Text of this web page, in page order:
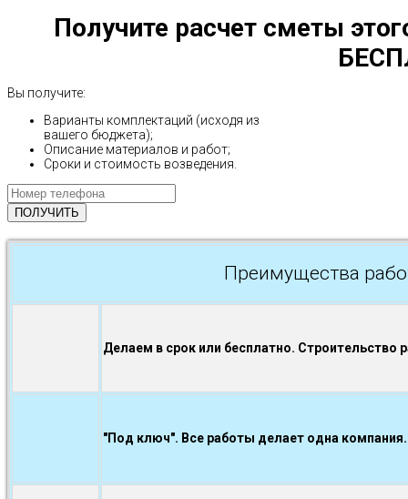
Получите расчет сметы
Вы получите:
Варианты комплектаций (исходя из
вашего бюджета);
Описание материалов и работ;
Сроки и стоимость возведения.
Преимущества
Делаем в срок или бесплатно. Строительство
"Под ключ". Все работы делает одна компания.